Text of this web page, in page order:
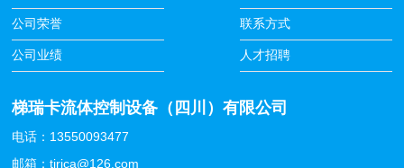
公司荣誉
公司业绩
联系方式
人才招聘
梯瑞卡流体控制设备（四川）有限公司
电话：13550093477
邮箱：tirica@126.com